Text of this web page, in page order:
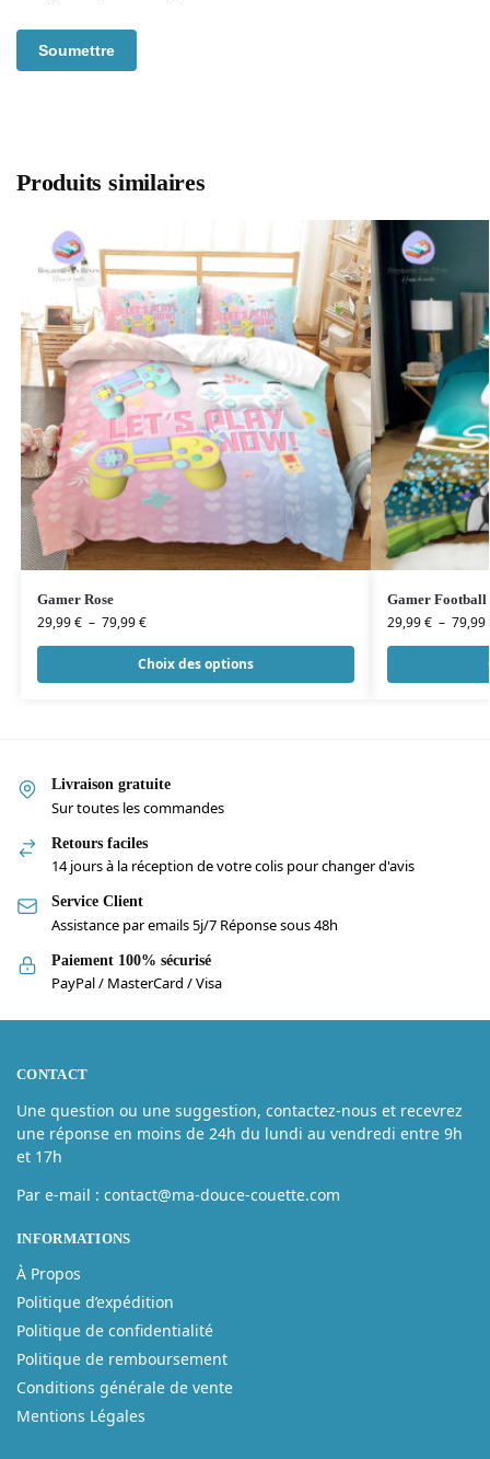
Produits similaires
Gamer Rose
29,99€ – 79,99€
Choix des options
Gamer Football
29,99€ – 79,99
Livraison gratuite
Sur toutes les commandes
Retours faciles
14 jours à la réception de votre colis pour changer d'avis
Service Client
Assistance par emails 5j/7 Réponse sous 48h
Paiement 100% sécurisé
PayPal / MasterCard / Visa
CONTACT
Une question ou une suggestion, contactez-nous et recevrez
une réponse en moins de 24h du lundi au vendredi entre 9h
et 17h
Par e-mail : contact@ma-douce-couette.com
INFORMATIONS
À Propos
Politique d’expédition
Politique de confidentialité
Politique de remboursement
Conditions générale de vente
Mentions Légales